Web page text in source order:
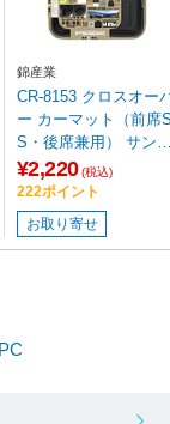
錦産業
CR-8153 クロスオー
ー カーマット（前席
S・後席兼用） サン
ベージュ
¥2,220 (税込)
222ポイント
お取り寄せ
PC